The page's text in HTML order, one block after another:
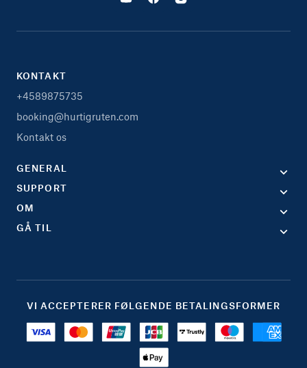
KONTAKT
+4589875735
booking@hurtigruten.com
Kontakt os
GENERAL
SUPPORT
OM
GÅ TIL
VI ACCEPTERER FØLGENDE BETALINGSFORMER